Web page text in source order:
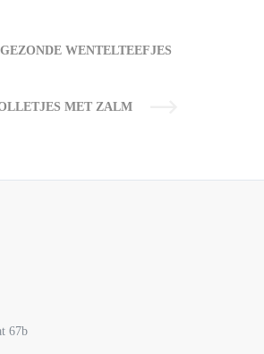
GEZONDE WENTELTEEFJES
MET ZALM
67b